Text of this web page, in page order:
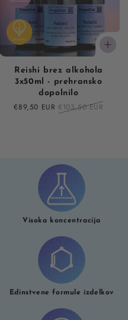
Reishi brez alkohola
3x50ml - prehransko
dopolnilo
Sale
€89,50 EUR Regular
€103,50 EUR
Visoka koncentracija
Edinstvene formule izdelkov